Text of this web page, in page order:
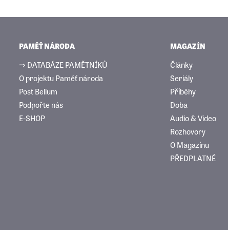
PAMĚŤ NÁRODA
⇒ DATABÁZE PAMĚTNÍKŮ
O projektu Paměť národa
Post Bellum
Podpořte nás
E-SHOP
MAGAZÍN
Články
Seriály
Příběhy
Doba
Audio & Video
Rozhovory
O Magazínu
PŘEDPLATNÉ